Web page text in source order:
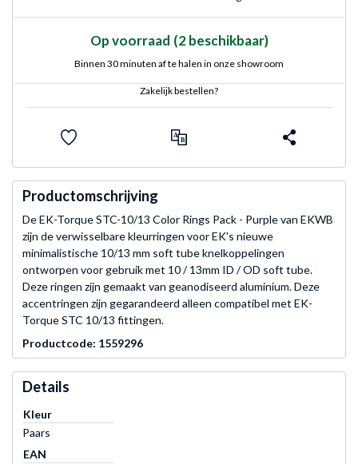
Op voorraad (2 beschikbaar)
Binnen 30 minuten af te halen in onze showroom
Zakelijk bestellen?
Productomschrijving
De EK-Torque STC-10/13 Color Rings Pack - Purple van EKWB
zijn de verwisselbare kleurringen voor EK's nieuwe
minimalistische 10/13 mm soft tube knelkoppelingen
ontworpen voor gebruik met 10 / 13mm ID / OD soft tube.
Deze ringen zijn gemaakt van geanodiseerd aluminium. Deze
accentringen zijn gegarandeerd alleen compatibel met EK-
Torque STC 10/13 fittingen.
Productcode: 1559296
Details
Kleur
Paars
EAN